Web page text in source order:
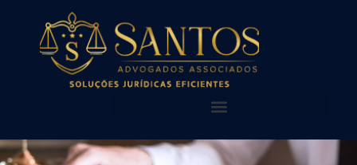
AQUI VOCÊ ENCONTRA!
NOSSAS PUBLICAÇÕES